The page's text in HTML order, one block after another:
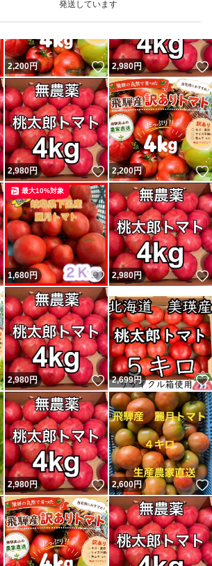
発送しています
いいね！
2,200円 いいね！
2,980円
いいね！
2,980円 いいね！
2,200円
いいね！
1,680円 いいね！
最大10%対象
2,980円
いいね！
2,980円 いいね！
2,699円
いいね！
2,980円 いいね！
2,600円